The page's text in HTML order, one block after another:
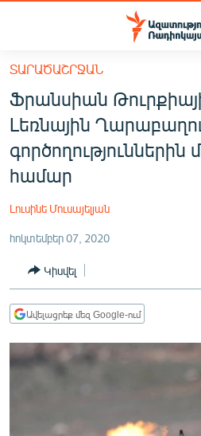
Մատչելիության
հիմնական
բովանդակությանը
Անցնել
հիմնական
մենյուին
Որոնում
ՀԱՅԱՍՏԱՆ
ՔԱՂԱՔԱԿԱՆ
ԸՆՏՐՈՒԹՅՈՒՆՆԵՐ 2026
ՊԱՏԵՐԱԶՄԻ 6 ՇԱԲԱԹՆԵՐԸ
ՏԱՐԱԾԱՇՐՋԱՆ
ՄԻՋԱԶԳԱՅԻՆ
ՍՊՈՐՏ
ՏԱՐԱԾԱՇՐՋԱՆ
Ֆրանսիան
Լեռնային
գործողություններին
համար
Լուսինե Մուսայելյան
հոկտեմբեր 07, 2020
Կիսվել
Ավելացրեք մեզ Google-ում